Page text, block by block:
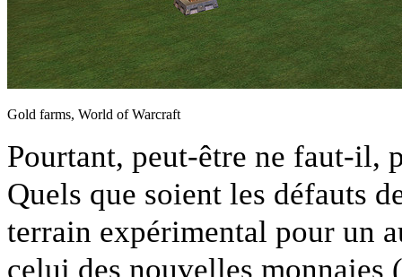
Gold farms, World of Warcraft
Pourtant, peut-être ne faut-il,
Quels que soient les défauts
terrain expérimental pour un
celui des nouvelles monnaies (